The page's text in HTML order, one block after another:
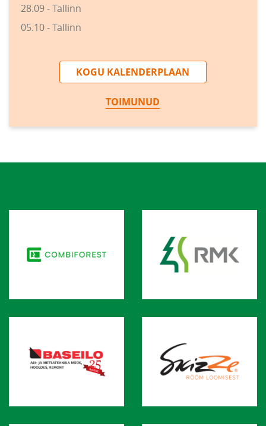
28.09 - Tallinn
05.10 - Tallinn
KOGU KALENDERPLAAN
TOIMUNUD